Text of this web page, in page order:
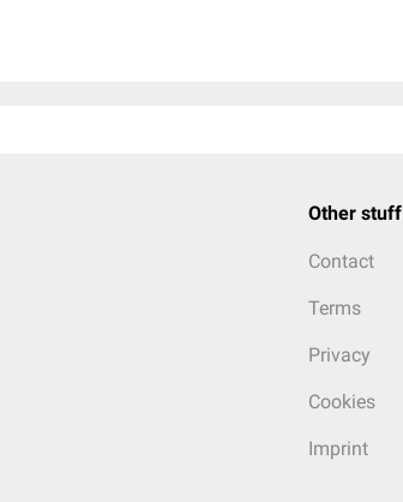
Other stuff
Contact
Terms
Privacy
Cookies
Imprint